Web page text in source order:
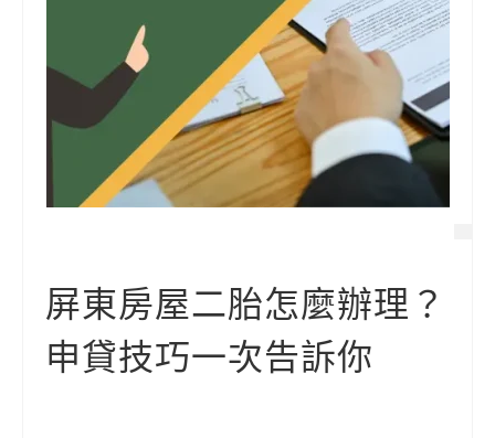
屏東房屋二胎怎麼辦理？
申貸技巧一次告訴你